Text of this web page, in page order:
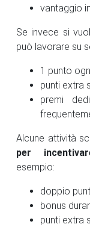
vantaggio
Se invece si
può lavorare su
1 punto
punti extra
premi
Alcune attività
per
esempio:
doppio
bonus
punti extra